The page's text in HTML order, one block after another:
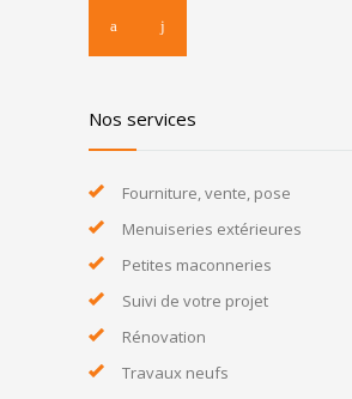
Nos services
Fourniture, vente, pose
Menuiseries extérieures
Petites maconneries
Suivi de votre projet
Rénovation
Travaux neufs